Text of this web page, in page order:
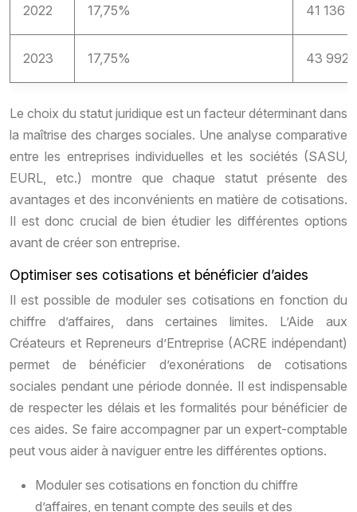
2022 17,75% 41 136 €
2023 17,75% 43 992
Le choix du statut juridique est un facteur déterminant dans
la maîtrise des charges sociales. Une analyse comparative
entre les entreprises individuelles et les sociétés (SASU,
EURL, etc.) montre que chaque statut présente des
avantages et des inconvénients en matière de cotisations.
Il est donc crucial de bien étudier les différentes options
avant de créer son entreprise.
Optimiser ses cotisations et bénéficier d’aides
Il est possible de moduler ses cotisations en fonction du
chiffre d’affaires, dans certaines limites. L’Aide aux
Créateurs et Repreneurs d’Entreprise (ACRE indépendant)
permet de bénéficier d’exonérations de cotisations
sociales pendant une période donnée. Il est indispensable
de respecter les délais et les formalités pour bénéficier de
ces aides. Se faire accompagner par un expert-comptable
peut vous aider à naviguer entre les différentes options.
Moduler ses cotisations en fonction du chiffre
d’affaires, en tenant compte des seuils et des